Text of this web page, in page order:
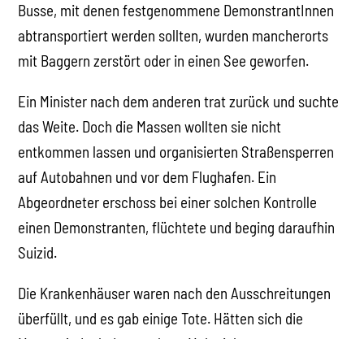
Busse, mit denen festgenommene DemonstrantInnen
abtransportiert werden sollten, wurden mancherorts
mit Baggern zerstört oder in einen See geworfen.
Ein Minister nach dem anderen trat zurück und suchte
das Weite. Doch die Massen wollten sie nicht
entkommen lassen und organisierten Straßensperren
auf Autobahnen und vor dem Flughafen. Ein
Abgeordneter erschoss bei einer solchen Kontrolle
einen Demonstranten, flüchtete und beging daraufhin
Suizid.
Die Krankenhäuser waren nach den Ausschreitungen
überfüllt, und es gab einige Tote. Hätten sich die